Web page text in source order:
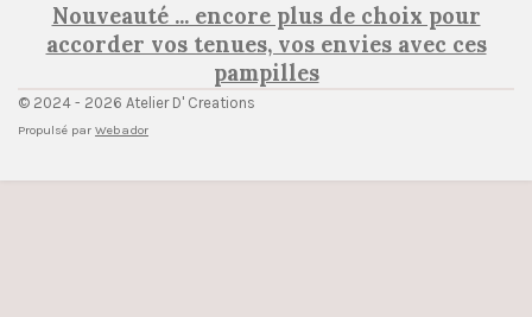
Nouveauté ... encore plus de choix pour
accorder vos tenues, vos envies avec ces
pampilles
© 2024 - 2026 Atelier D' Creations
Propulsé par Webador